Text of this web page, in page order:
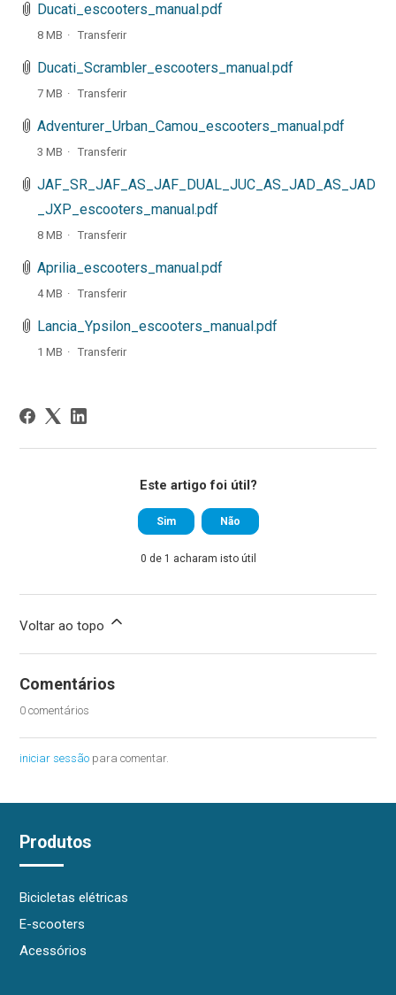
Ducati_escooters_manual.pdf
8 MB Transferir
Ducati_Scrambler_escooters_manual.pdf
7 MB Transferir
Adventurer_Urban_Camou_escooters_manual.pdf
3 MB Transferir
JAF_SR_JAF_AS_JAF_DUAL_JUC_AS_JAD_AS_JAD
_JXP_escooters_manual.pdf
8 MB Transferir
Aprilia_escooters_manual.pdf
4 MB Transferir
Lancia_Ypsilon_escooters_manual.pdf
1 MB Transferir
Este artigo foi útil?
Sim Não
0 de 1 acharam isto útil
Voltar ao topo
Comentários
0 comentários
iniciar sessão para comentar.
Produtos
Bicicletas elétricas
E-scooters
Acessórios